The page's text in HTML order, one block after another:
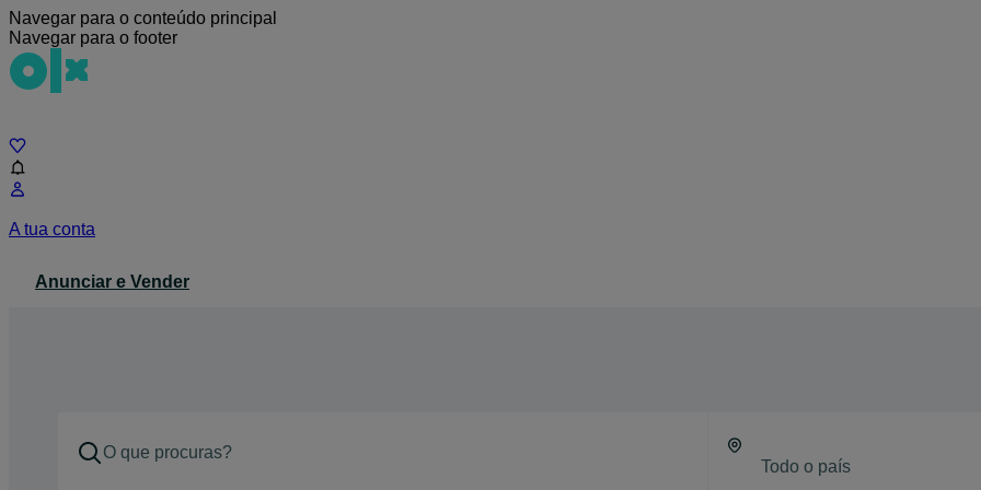
Navegar para o conteúdo principal
Navegar para o footer
A tua conta
Anunciar e Vender